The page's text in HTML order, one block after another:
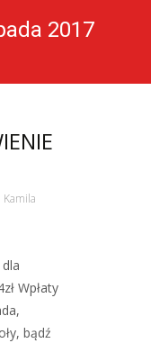
2017
Kamila
Wpłaty
bądź